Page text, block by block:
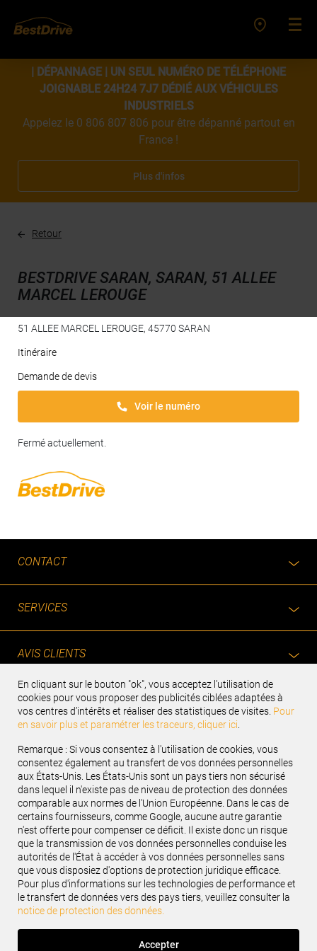
| DÉPANNAGE | UN SEUL NUMÉRO DE TÉLÉPHONE
JOIGNABLE 24H24 7J7 DÉDIÉ AUX VÉHICULES
INDUSTRIELS
Appelez le 0 806 807 806 pour être dépanné partout en
France !
Plus d'infos
Retour
BESTDRIVE SARAN, SARAN, 51 ALLEE
MARCEL LEROUGE
51 ALLEE MARCEL LEROUGE, 45770 SARAN
Itinéraire
Demande de devis
Voir le numéro
Fermé actuellement.
CONTACT
SERVICES
AVIS CLIENTS
En cliquant sur le bouton "ok", vous acceptez l’utilisation de
cookies pour vous proposer des publicités ciblées adaptées à
vos centres d’intérêts et réaliser des statistiques de visites. Pour
en savoir plus et paramétrer les traceurs, cliquer ici
Remarque : Si vous consentez à l'utilisation de cookies, vous
consentez également au transfert de vos données personnelles
aux États-Unis. Les États-Unis sont un pays tiers non sécurisé
dans lequel il n'existe pas de niveau de protection des données
comparable aux normes de l'Union Européenne. Dans le cas de
certains fournisseurs, comme Google, aucune autre garantie
n'est offerte pour compenser ce déficit. Il existe donc un risque
que la transmission de vos données personnelles conduise les
autorités de l'État à accéder à vos données personnelles sans
que vous disposiez d'options de protection juridique efficace.
Pour plus d'informations sur les technologies de performance et
le transfert de données vers des pays tiers, veuillez consulter la
notice de protection des données.
Accepter
Recevez notre newsletter
Renseignez votre e-mail
Suivez-nous :
SERVICES INDUSTRIELS
SERVICES VL & VUL